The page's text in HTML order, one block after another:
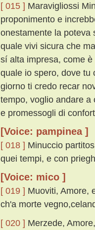
[ 015 ] Maravigliossi
proponimento e
onestamente la poteva
quale vivi sicura che
sí alta impresa, come
quale io spero, dove tu
giorno ti credo recar
tempo, voglio andare a
e promessogli di
[Voice: pampinea ]
[ 018 ] Minuccio
quei tempi, e con
[Voice: mico ]
[ 019 ] Muoviti, Amore,
ch'a morte
[ 020 ] Merzede,